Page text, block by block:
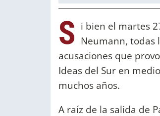
S i bien el martes
Neumann, todas
acusaciones que
Ideas del Sur en
muchos años.
A raíz de la salida de